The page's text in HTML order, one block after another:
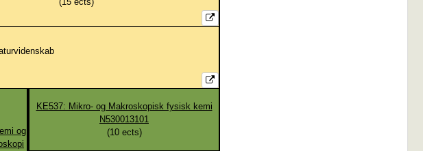
og
KE537: Mikro- og Makroskopisk fysisk kemi
N530013101
(10ects)